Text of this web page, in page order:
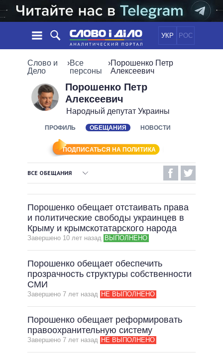
УКР РОС
НОВОСТИ
ЛЕНТА
СОБЫТИЯ
МНЕНИЯ
ОБЗОРЫ
ДАЙДЖЕСТЫ
ПОЛИТИКА
ЭКОНОМИКА
ОБЩЕСТВО
МИР
ОБЕЩАНИЯ
ПОЛИТИКИ
ВСЕ ПОЛИТИКИ
ПРЕЗИДЕНТ И ОФИС
ВЕРХОВНАЯ РАДА
КАБИНЕТ МИНИСТРОВ
ВСЕ ПЕРСОНЫ
ИНФОГРАФИКА
ВИДЕО
ПОДДЕРЖАТЬ
СРАВНЕНИЕ ПОЛИТИКОВ
Слово и
Дело
›Все
персоны
›Порошенко Петр
Алексеевич
Порошенко Петр
Алексеевич
Народный депутат Украины
ПРОФИЛЬ ОБЕЩАНИЯ НОВОСТИ
ПОДПИСАТЬСЯ НА ПОЛИТИКА
ВСЕ ОБЕЩАНИЯ
НЕВЫПОЛНЕННЫЕ ОБЕЩАНИЯ
ОБЕЩАНИЯ В ПРОЦЕССЕ
ВСЕ ОБЕЩАНИЯ
АРХИВНЫЕ ОБЕЩАНИЯ
Порошенко обещает отстаивать права
и политические свободы украинцев в
Крыму и крымскотатарского народа
Завершено 10 лет назад ВЫПОЛНЕНО
Порошенко обещает обеспечить
прозрачность структуры собственности
СМИ
Завершено 7 лет назад НЕ ВЫПОЛНЕНО
Порошенко обещает реформировать
правоохранительную систему
Завершено 7 лет назад НЕ ВЫПОЛНЕНО